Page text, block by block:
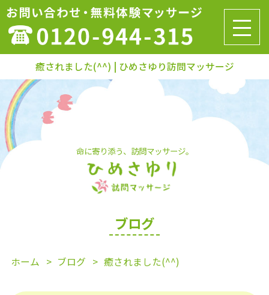
癒されました(^^) | ひめさゆり訪問マッサージ
命に寄り添う、訪問マッサージ。
ブログ
ホーム ブログ 癒されました(^^)